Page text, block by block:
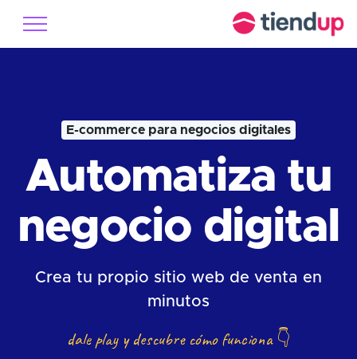
E-commerce para negocios digitales
Automatiza tu
negocio digital
Crea tu propio sitio web de venta en
minutos
dale play y descubre cómo funciona 👇